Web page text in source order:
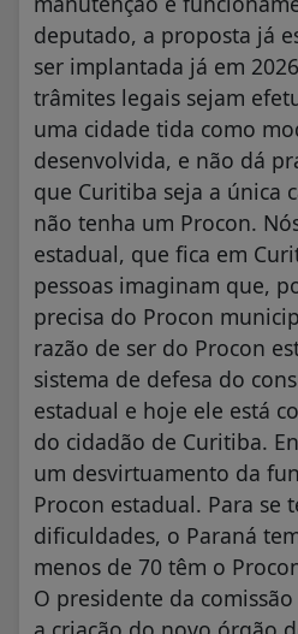
deputado, a proposta já
ser implantada já em
trâmites legais sejam
uma cidade tida como
desenvolvida, e não dá
que Curitiba seja a única
não tenha um Procon.
estadual, que fica em
pessoas imaginam que,
precisa do Procon
razão de ser do Procon
sistema de defesa do
estadual e hoje ele está
do cidadão de Curitiba.
um desvirtuamento da
Procon estadual. Para se
dificuldades, o Paraná
menos de 70 têm o
O presidente da